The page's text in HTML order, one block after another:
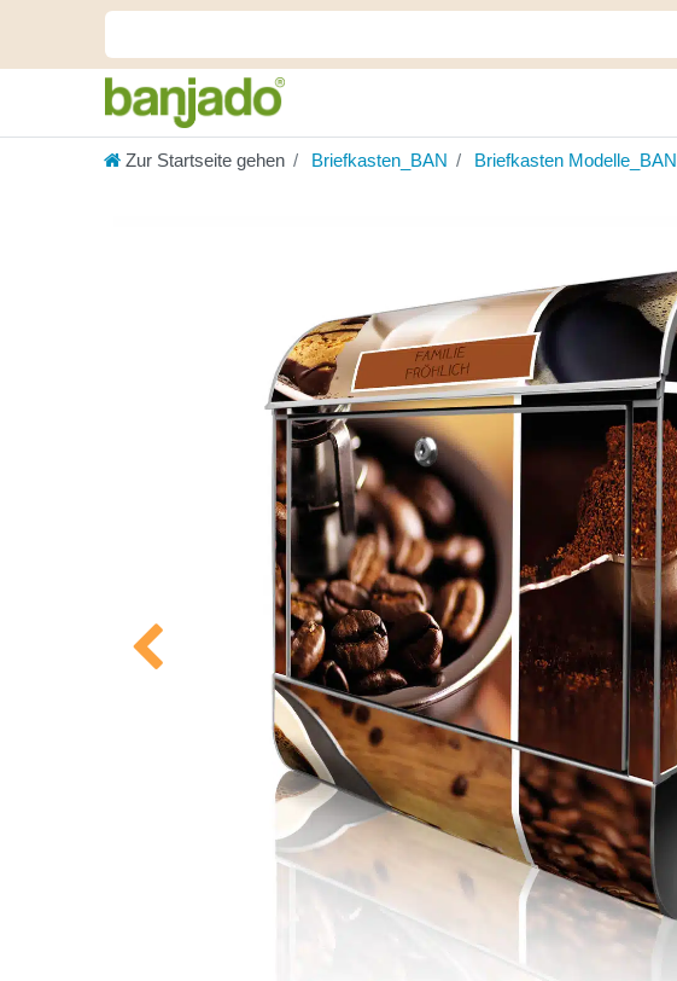
Zur Startseite gehen Briefkasten_BAN Briefkasten Modelle_BAN